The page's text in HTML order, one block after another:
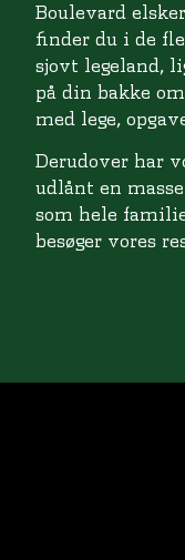
Boulevard
finder du i de
sjovt legeland,
på din bakke
med lege,
Derudover har
udlånt en
som hele
besøger vores